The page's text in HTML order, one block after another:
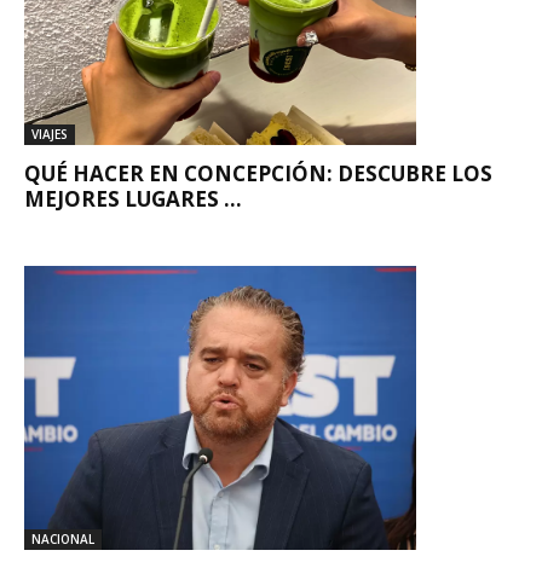
VIAJES
QUÉ HACER EN CONCEPCIÓN: DESCUBRE LOS
MEJORES LUGARES ...
NACIONAL